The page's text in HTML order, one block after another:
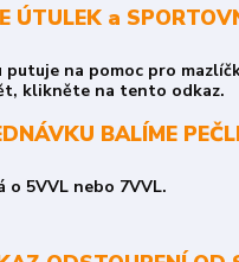
ÚTULEK a
putuje na pomoc pro
klikněte na tento odkaz.
BALÍME
o 5VVL nebo 7VVL.